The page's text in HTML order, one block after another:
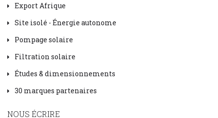
Export Afrique
Site isolé - Énergie autonome
Pompage solaire
Filtration solaire
Études & dimensionnements
30 marques partenaires
NOUS ÉCRIRE